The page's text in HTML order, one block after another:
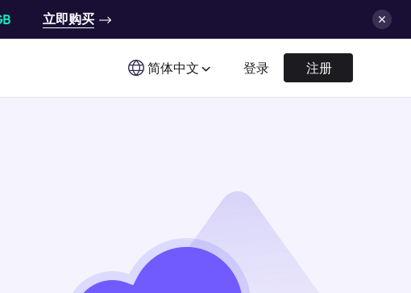
立即购买
简体中文 登录 注册